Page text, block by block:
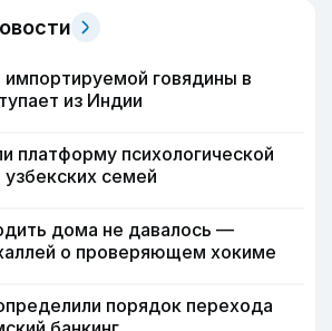
импортируемой говядины в
из Индии
платформу психологической
семей
дома не давалось —
о проверяющем хокиме
порядок перехода